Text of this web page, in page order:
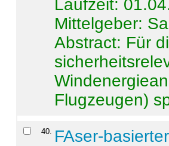
Laufzeit:
Mittelgeber:
Abstract: Für
Flugzeugen)
40. FAser-